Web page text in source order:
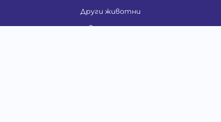
Други животни
За стопани